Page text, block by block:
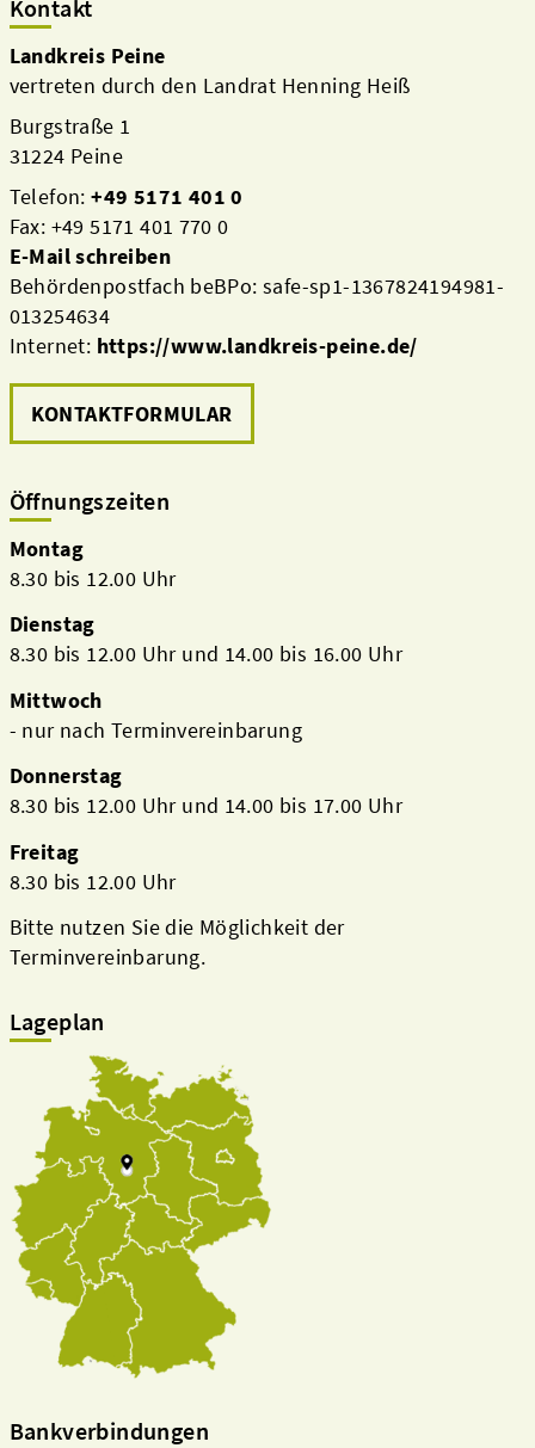
Kontakt
Landkreis Peine
vertreten durch den Landrat Henning Heiß
Burgstraße 1
31224 Peine
Telefon:+49 5171 401 0
Fax: +49 5171 401 770 0
E-Mail schreiben
Behördenpostfach beBPo: safe-sp1-1367824194981-
013254634
Internet: https://www.landkreis-peine.de/
KONTAKTFORMULAR
Öffnungszeiten
Montag
8.30 bis 12.00 Uhr
Dienstag
8.30 bis 12.00 Uhr und 14.00 bis 16.00 Uhr
Mittwoch
- nur nach Terminvereinbarung
Donnerstag
8.30 bis 12.00 Uhr und 14.00 bis 17.00 Uhr
Freitag
8.30 bis 12.00 Uhr
Bitte nutzen Sie die Möglichkeit der
Terminvereinbarung.
Lageplan
Bankverbindungen